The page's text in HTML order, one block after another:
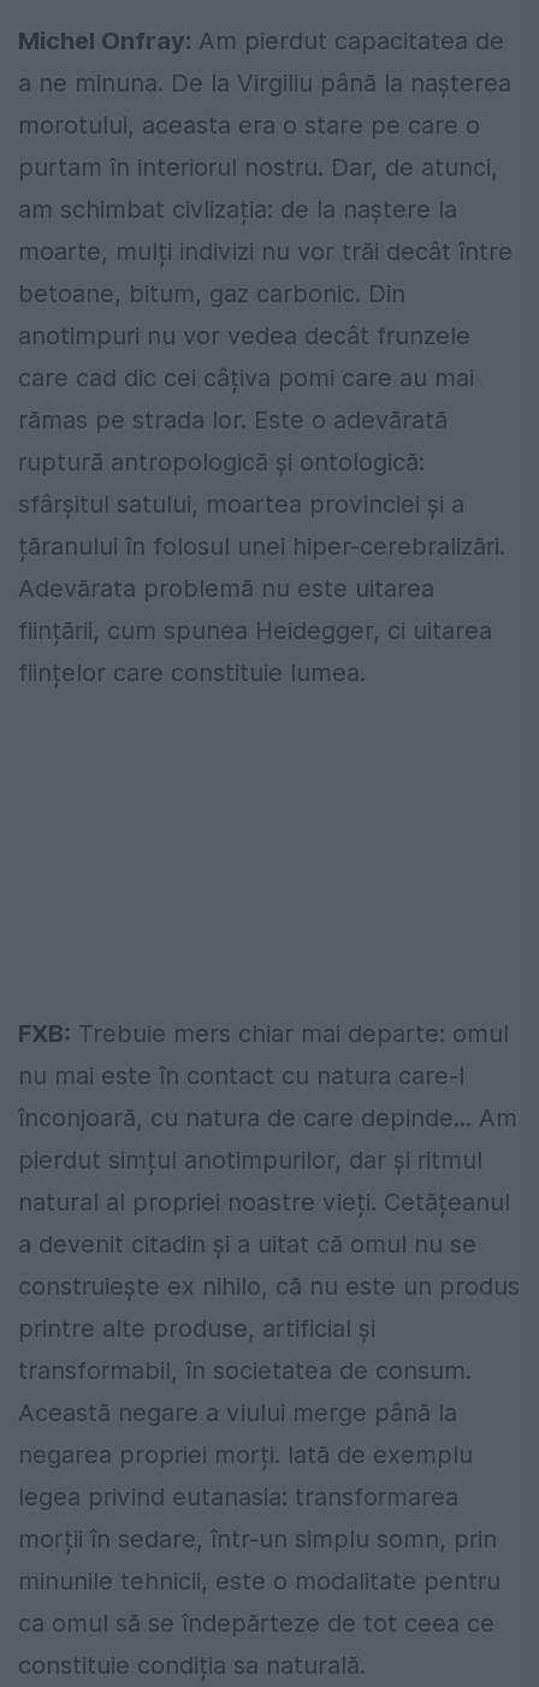
Michel Onfray: Am pierdut capacitatea de
a ne minuna. De la Virgiliu până la nașterea
morotului, aceasta era o stare pe care o
purtam în interiorul nostru. Dar, de atunci,
am schimbat civlizația: de la naștere la
moarte, mulți indivizi nu vor trăi decât între
betoane, bitum, gaz carbonic. Din
anotimpuri nu vor vedea decât frunzele
care cad dic cei câțiva pomi care au mai
rămas pe strada lor. Este o adevărată
ruptură antropologică și ontologică:
sfârșitul satului, moartea provinciei și a
țăranului în folosul unei hiper-cerebralizări.
Adevărata problemă nu este uitarea
ființării, cum spunea Heidegger, ci uitarea
ființelor care constituie lumea.
FXB: Trebuie mers chiar mai departe: omul
nu mai este în contact cu natura care-l
înconjoară, cu natura de care depinde... Am
pierdut simțul anotimpurilor, dar și ritmul
natural al propriei noastre vieți. Cetățeanul
a devenit citadin și a uitat că omul nu se
construiește ex nihilo, că nu este un produs
printre alte produse, artificial și
transformabil, în societatea de consum.
Această negare a viului merge până la
negarea propriei morți. Iată de exemplu
legea privind eutanasia: transformarea
morții în sedare, într-un simplu somn, prin
minunile tehnicii, este o modalitate pentru
ca omul să se îndepărteze de tot ceea ce
constituie condiția sa naturală.